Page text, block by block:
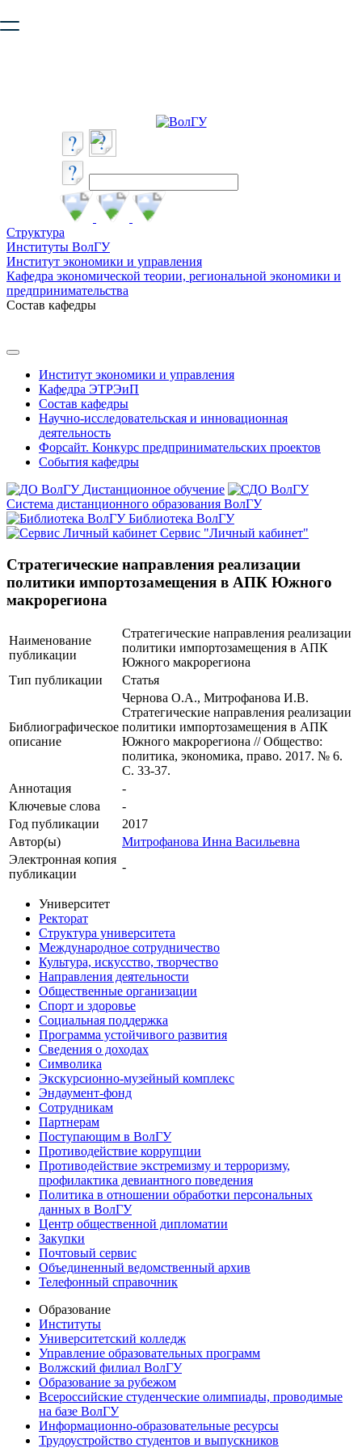
безопасную работу с сайтом. Пожалуйста
Структура
Институты ВолГУ
Институт экономики и управления
Кафедра экономической теории, региональной экономики и
предпринимательства
Состав кафедры
Институт экономики и управления
Кафедра ЭТРЭиП
Состав кафедры
Научно-исследовательская и инновационная
деятельность
Форсайт. Конкурс предпринимательских проектов
События кафедры
Дистанционное обучение
Система дистанционного образования ВолГУ
Библиотека ВолГУ
Сервис "Личный кабинет"
Стратегические направления реализации
политики импортозамещения в АПК Южного
макрорегиона
Наименование
публикации
Стратегические направления реализации
политики импортозамещения в АПК
Южного макрорегиона
Тип публикации
Статья
Библиографическое
описание
Чернова О.А., Митрофанова И.В.
Стратегические направления реализации
политики импортозамещения в АПК
Южного макрорегиона // Общество:
политика, экономика, право. 2017. № 6.
С. 33-37.
Аннотация
-
Ключевые cлова
-
Год публикации
2017
Автор(ы)
Митрофанова Инна Васильевна
Электронная копия
публикации
-
Университет
Ректорат
Структура университета
Международное сотрудничество
Культура, искусство, творчество
Направления деятельности
Общественные организации
Спорт и здоровье
Социальная поддержка
Программа устойчивого развития
Сведения о доходах
Символика
Экскурсионно-музейный комплекс
Эндаумент-фонд
Сотрудникам
Партнерам
Поступающим в ВолГУ
Противодействие коррупции
Противодействие экстремизму и терроризму,
профилактика девиантного поведения
Политика в отношении обработки персональных
данных в ВолГУ
Центр общественной дипломатии
Закупки
Почтовый сервис
Объединенный ведомственный архив
Телефонный справочник
Образование
Институты
Университетский колледж
Управление образовательных программ
Волжский филиал ВолГУ
Образование за рубежом
Всероссийские студенческие олимпиады, проводимые
на базе ВолГУ
Информационно-образовательные ресурсы
Трудоустройство студентов и выпускников